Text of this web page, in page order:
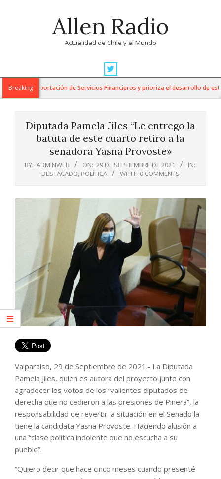
Allen Radio
Actualidad de Chile y el Mundo
Navigation
MenuBreaking
para la Exportación de Servicios Financieros y prioriza el desarrollo de esta
Diputada Pamela Jiles “Le entrego la
batuta de este cuarto retiro a la
senadora Yasna Provoste»
BY: ADMINWEB ON: 29 DE SEPTIEMBRE DE 2021
IN:
DESTACADO, POLÍTICA WITH: 0 COMMENTS
Valparaíso, 29 de Septiembre de 2021.- La Diputada
Pamela Jiles, quien es autora del proyecto junto con
agradecer los votos de los “valientes diputados de
derecha que no cedieron a las presiones de Piñera”, la
responsabilidad de revertir la situación en el Senado la
tiene la candidata Yasna Provoste. Haciendo alusión a
una “clase política indolente que no escucha a su
pueblo”.
“Quiero decir que hace cinco meses cuando presenté